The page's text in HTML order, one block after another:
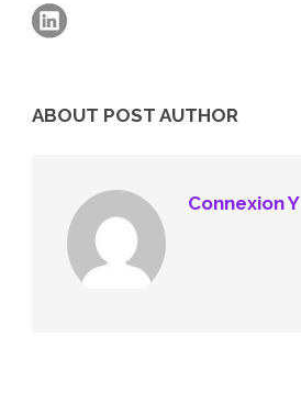
ABOUT POST AUTHOR
Connexion Y